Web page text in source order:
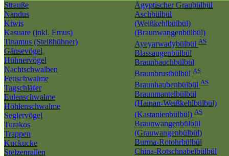
Strauße
Nandus
Kiwis
Kasuare (inkl. Emus)
Tinamus (Steißhühner)
Gänsevögel
Hühnervögel
Nachtschwalben
Fettschwalme
Tagschläfer
Eulenschwalme
Höhlenschwalme
Seglervögel
Turakos
Trappen
Kuckucke
Stelzenrallen
Ägyptischer Graubülbül
Aschbülbül
(Weißkehlbülbül)
(Braunwangenbülbül)
Ayeyarwadybülbül AS
Blassaugenbülbül
Braunbauchbülbül
Braunbrustbülbül AS
Braunhaubenbülbül AS
Braunmantelbülbül
(Hainan-Weißkehlbülbül)
(Kastanienbülbül) AS
Braunwangenbülbül
(Grauwangenbülbül)
Burma-Rotohrbülbül
China-Rotschnabelbülbül